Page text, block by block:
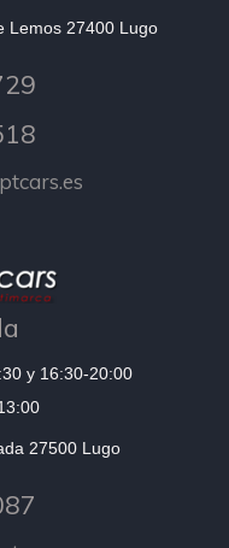
Lemos 27400 Lugo
y 16:30-20:00
27500 Lugo